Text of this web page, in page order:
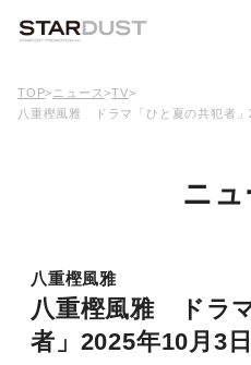
TOP> ニュース>TV>
八重樫風雅 ドラマ「ひと夏の共犯者」
ニュ
八重樫風雅
八重樫風雅 ドラ
者」2025年10月3